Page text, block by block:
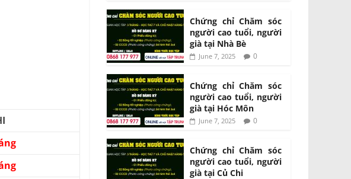
Chứng chỉ Chăm sóc
người cao tuổi, người
già tại Nhà Bè
June 7, 2025 0
Chứng chỉ Chăm sóc
người cao tuổi, người
già tại Hóc Môn
June 7, 2025 0
Chứng chỉ Chăm sóc
người cao tuổi, người
già tại Củ Chi